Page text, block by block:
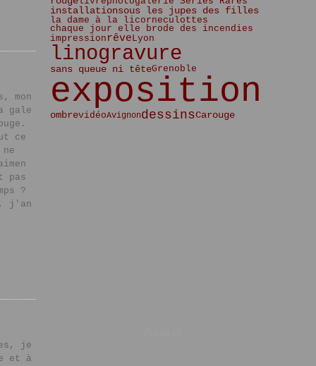
mon
gale
ce
pas
?
j'an
je
et à
Janvier(4)
Février(1)
Janvier(3)
Mars(6)
Février(3)
Janvier(5)
Avril(2)
Mars
(5)
Février(2)
Janvier (4)
Avril(4)
Mars
(2)
Février(1)
installationsous les jupes des filles
la dame à la licorneculottes
chaque jour elle brode des incendies
impression rêveLyon
linogravure
sans queue ni têteGrenoble
exposition
ombrevidéoAvignondessinsCarouge